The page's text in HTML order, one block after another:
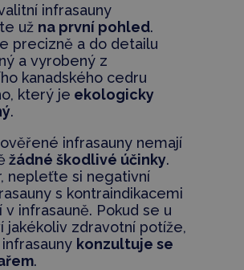
infrasauny
už na první pohled.
precizně a do detailu
a vyrobený z
kanadského cedru
který je ekologicky
.
infrasauny nemají
žádné škodlivé účinky.
nepleťte si negativní
s kontraindikacemi
v infrasauně. Pokud se u
jakékoliv zdravotní potíže,
konzultuje se
.